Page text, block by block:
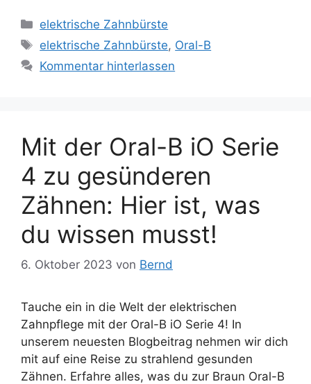
Kategorien
elektrische Zahnbürste
Schlagwörter
elektrische Zahnbürste, Oral-B
Kommentar hinterlassen
Mit der Oral-B iO Serie
4 zu gesünderen
Zähnen: Hier ist, was
du wissen musst!
6. Oktober 2023 von Bernd
Tauche ein in die Welt der elektrischen
Zahnpflege mit der Oral-B iO Serie 4! In
unserem neuesten Blogbeitrag nehmen wir dich
mit auf eine Reise zu strahlend gesunden
Zähnen. Erfahre alles, was du zur Braun Oral-B